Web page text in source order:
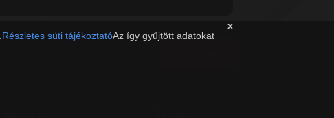
x
Részletes süti tájékoztatóAz így gyűjtött adatokat